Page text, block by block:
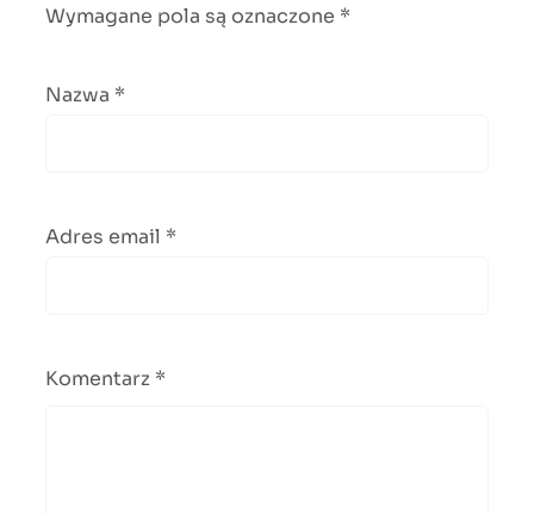
Wymagane pola są oznaczone *
Nazwa *
Adres email *
Komentarz *